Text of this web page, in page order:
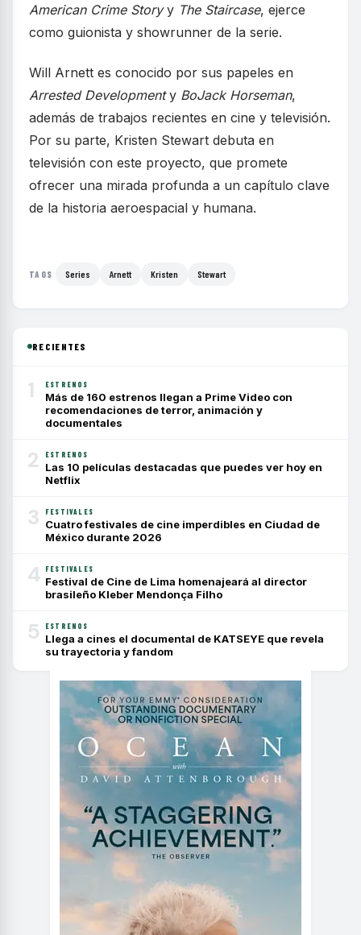
American Crime Storyy The Staircase, ejerce
como guionista y showrunner de la serie.
Will Arnett es conocido por sus papeles en
Arrested Developmenty BoJack Horseman,
además de trabajos recientes en cine y televisión.
Por su parte, Kristen Stewart debuta en
televisión con este proyecto, que promete
ofrecer una mirada profunda a un capítulo clave
de la historia aeroespacial y humana.
TAGS Series Arnett Kristen Stewart
RECIENTES
1 ESTRENOS
Más de 160 estrenos llegan a Prime Video con
recomendaciones de terror, animación y
documentales
2 ESTRENOS
Las 10 películas destacadas que puedes ver hoy en
Netflix
3 FESTIVALES
Cuatro festivales de cine imperdibles en Ciudad de
México durante 2026
4 FESTIVALES
Festival de Cine de Lima homenajeará al director
brasileño Kleber Mendonça Filho
5 ESTRENOS
Llega a cines el documental de KATSEYE que revela
su trayectoria y fandom